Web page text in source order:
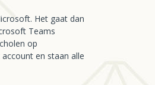
Het gaat dan
Teams
op
en staan alle